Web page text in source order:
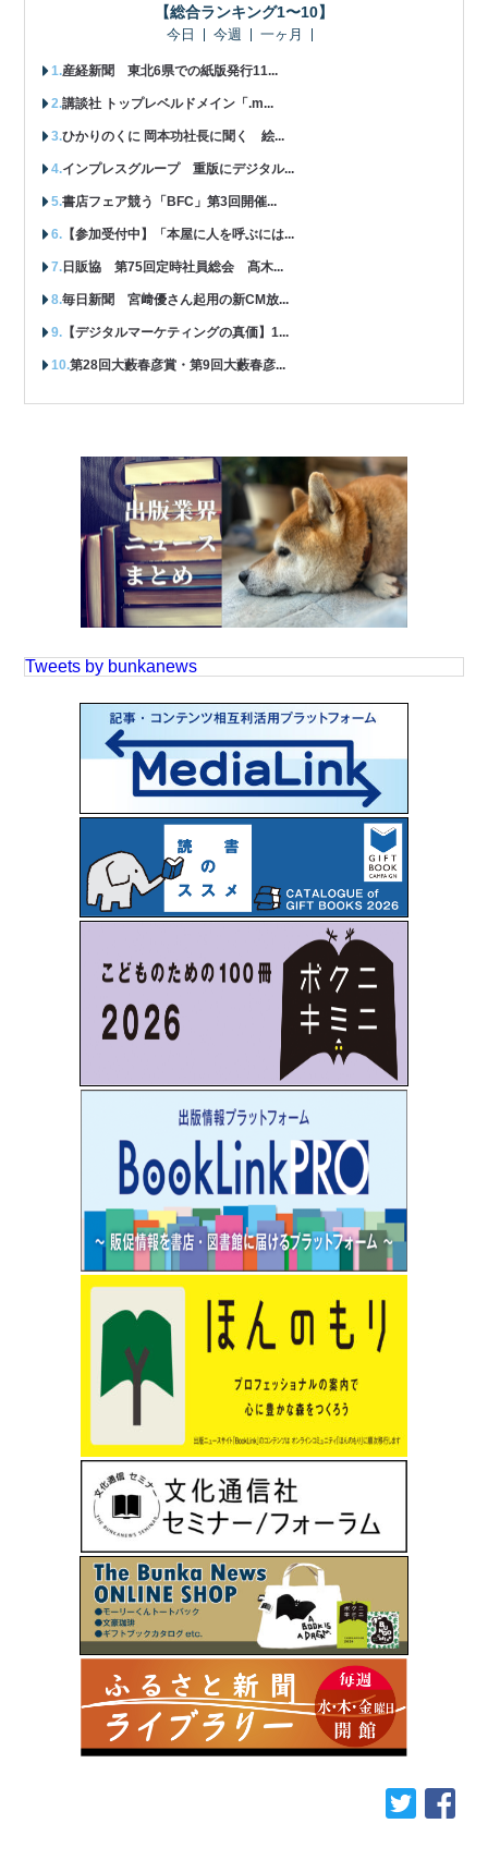
【総合ランキング1〜10】
今日 今週 一ヶ月
産経新聞 東北6県での紙版発行11...
講談社 トップレベルドメイン「.m...
ひかりのくに 岡本功社長に聞く 絵...
インプレスグループ 重版にデジタル...
書店フェア競う「BFC」第3回開催...
【参加受付中】「本屋に人を呼ぶには...
日販協 第75回定時社員総会 髙木...
毎日新聞 宮﨑優さん起用の新CM放...
【デジタルマーケティングの真価】1...
第28回大藪春彦賞・第9回大藪春彦...
Tweets by bunkanews